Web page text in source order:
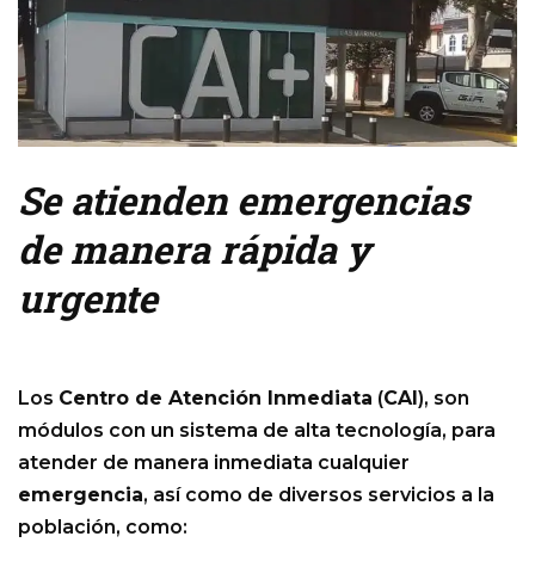
Se atienden emergencias
de manera rápida y
urgente
Los Centro de Atención Inmediata (CAI), son
módulos con un sistema de alta tecnología, para
atender de manera inmediata cualquier
emergencia, así como de diversos servicios a la
población, como: